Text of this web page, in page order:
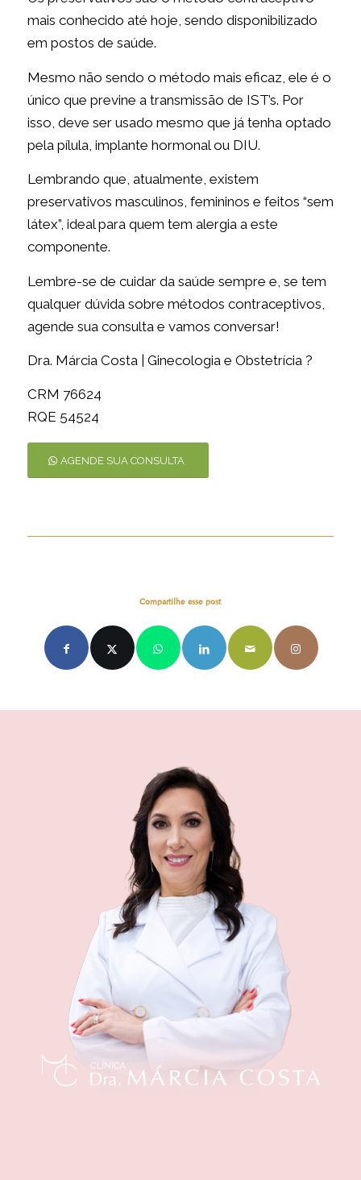
mais conhecido até hoje, sendo disponibilizado
em postos de saúde.
Mesmo não sendo o método mais eficaz, ele é o
único que previne a transmissão de IST’s. Por
isso, deve ser usado mesmo que já tenha optado
pela pílula, implante hormonal ou DIU.
Lembrando que, atualmente, existem
preservativos masculinos, femininos e feitos “sem
látex”, ideal para quem tem alergia a este
componente.
Lembre-se de cuidar da saúde sempre e, se tem
qualquer dúvida sobre métodos contraceptivos,
agende sua consulta e vamos conversar!
Dra. Márcia Costa | Ginecologia e Obstetrícia ?
CRM 76624
RQE 54524
AGENDE SUA CONSULTA
Compartilhe esse post